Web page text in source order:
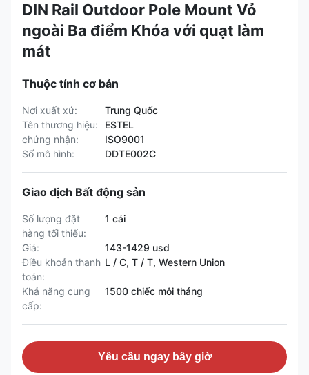
DIN Rail Outdoor Pole Mount Vỏ
ngoài Ba điểm Khóa với quạt làm
mát
Thuộc tính cơ bản
Nơi xuất xứ:
Trung Quốc
Tên thương hiệu:
ESTEL
chứng nhận:
ISO9001
Số mô hình:
DDTE002C
Giao dịch Bất động sản
Số lượng đặt
hàng tối thiểu:
1 cái
Giá:
143-1429 usd
Điều khoản thanh
toán:
L / C, T / T, Western Union
Khả năng cung
cấp:
1500 chiếc mỗi tháng
Yêu cầu ngay bây giờ